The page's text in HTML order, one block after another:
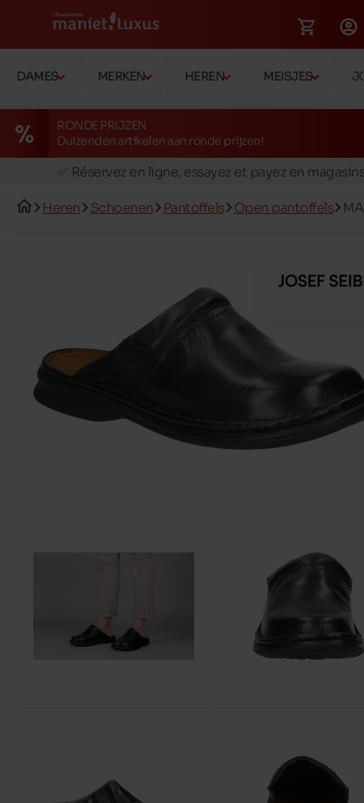
DAMES MERKEN HEREN MEISJES
RONDE PRIJZEN
Duizenden artikelen aan ronde prijzen!
🚛 Livraison gratuite en magasins
✅ Réservez en ligne, essayez et payez en
Heren Schoenen Pantoffels Open pantoffels